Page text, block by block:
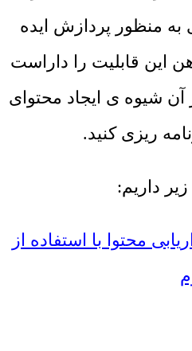
منظور پردازش ایده
این قابلیت را داراست
آن شیوه ی ایجاد محتوای
ریزی کنید.
داریم:
محتوا با استفاده از